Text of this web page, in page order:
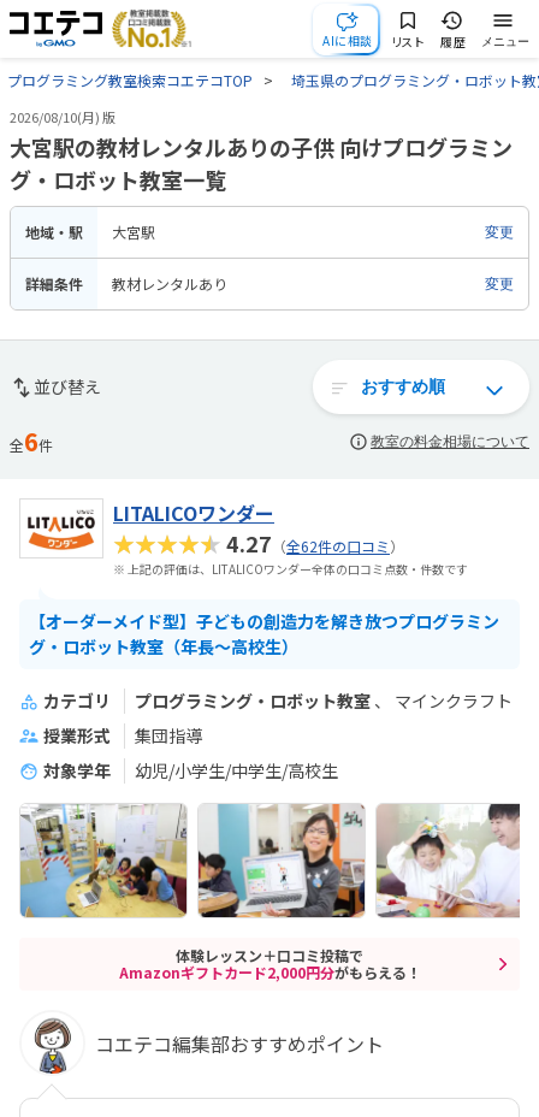
AIに相談 リスト 履歴 メニュー
プログラミング教室検索コエテコTOP 埼玉県のプログラミング・ロボット
2026/08/10(月) 版
大宮駅の教材レンタルありの子供 向けプログラミン
グ・ロボット教室一覧
地域・駅 大宮駅 変更
詳細条件 教材レンタルあり 変更
並び替え
全6件 教室の料金相場について
LITALICOワンダー
★★★★★4.27 （全62件の口コミ）
※ 上記の評価は、LITALICOワンダー全体の口コミ点数・件数です
【オーダーメイド型】子どもの創造力を解き放つプログラミン
グ・ロボット教室（年長～高校生）
カテゴリ プログラミング・ロボット教室
マインクラフト
授業形式
集団指導
対象学年
幼児/小学生/中学生/高校生
体験レッスン＋口コミ投稿で
Amazonギフトカード2,000円分がもらえる！
コエテコ編集部おすすめポイント